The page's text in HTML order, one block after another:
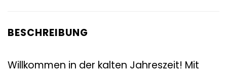
BESCHREIBUNG
Willkommen in der kalten Jahreszeit! Mit